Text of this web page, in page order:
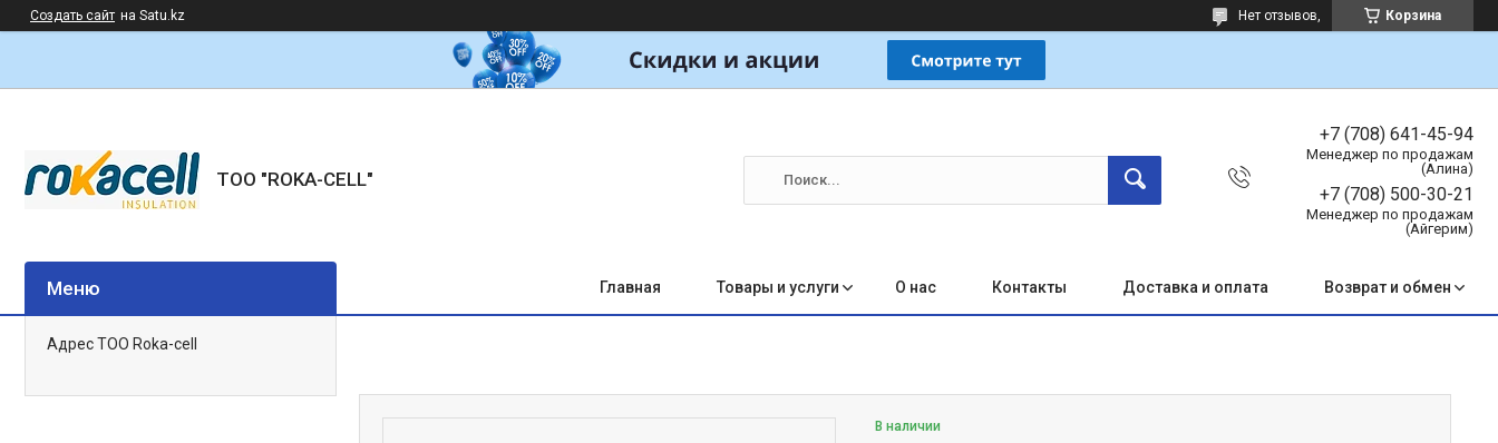
Создать сайт на Satu.kz Корзина
Нет отзывов,
ТОО "ROKA-CELL"
+7 (708) 641-45-94
Менеджер по продажам
(Алина)
+7 (708) 500-30-21
Менеджер по продажам
(Айгерим)
Главная Товары и услуги О нас Контакты Доставка и оплата Возврат и обмен
В наличии
Адрес ТОО Roka-cell